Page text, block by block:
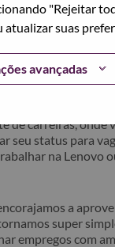
"Rejeitar
atualizar suas
avançadas
e/ou registrar-
de login do
contato com você
de carreiras, onde
seu status para
na Lenovo
a
super
empregos com